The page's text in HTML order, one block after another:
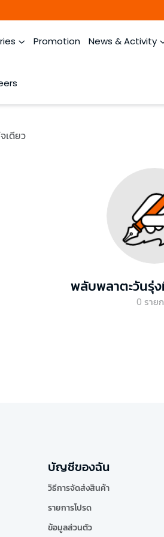
Promotion News & Activity
เดียว
พลับพลาตะวันรุ่ง
0 ราย
บัญชีของฉัน
วิธีการจัดส่งสินค้า
รายการโปรด
ข้อมูลส่วนตัว